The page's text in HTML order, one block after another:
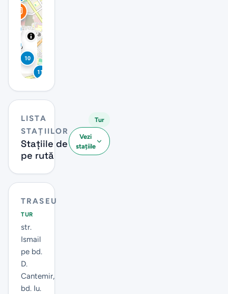
10
11
12
13
LISTA
STAȚIILOR
Stațiile de
pe rută
Tur
Vezi
stațiile
TRASEU
TUR
str.
Ismail
pe bd.
D.
Cantemir,
bd. Iu.